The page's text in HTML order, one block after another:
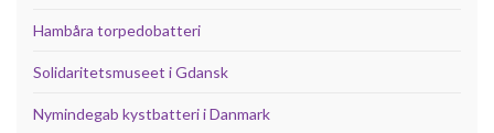
Hambåra torpedobatteri
Solidaritetsmuseet i Gdansk
Nymindegab kystbatteri i Danmark